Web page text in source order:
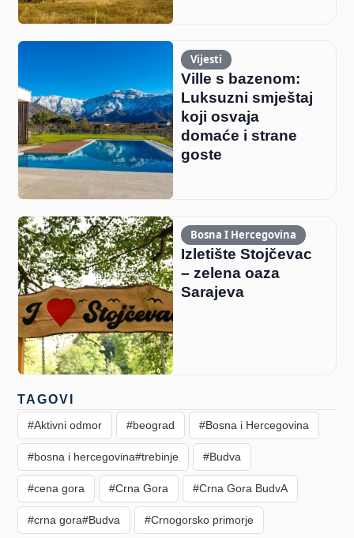
Vijesti
Ville s bazenom:
Luksuzni smještaj
koji osvaja
domaće i strane
goste
Bosna I Hercegovina
Izletište Stojčevac
– zelena oaza
Sarajeva
TAGOVI
#Aktivni odmor #beograd #Bosna i Hercegovina
#bosna i hercegovina#trebinje #Budva
#cena gora #Crna Gora #Crna Gora BudvA
#crna gora#Budva #Crnogorsko primorje